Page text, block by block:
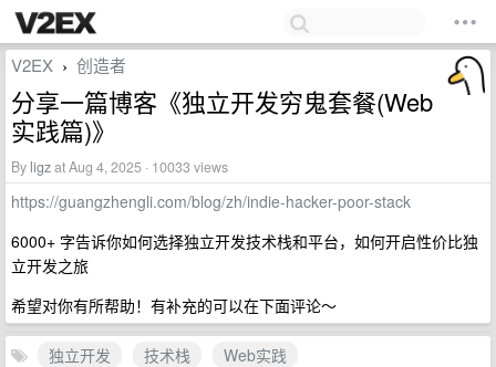
V2EX › 创造者
分享一篇博客《独立开发穷鬼套餐(Web
实践篇)》
By ligzat Aug 4, 2025 · 10033 views
https://guangzhengli.com/blog/zh/indie-hacker-poor-stack
6000+ 字告诉你如何选择独立开发技术栈和平台，如何开启性价比独
立开发之旅
希望对你有所帮助！有补充的可以在下面评论～
独立开发 技术栈
Web实践